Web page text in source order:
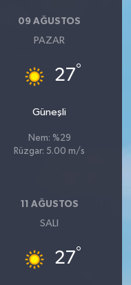
09 AĞUSTOS
PAZAR
27°
Güneşli
Nem: %29
Rüzgar: 5.00 m/s
11 AĞUSTOS
SALI
27°